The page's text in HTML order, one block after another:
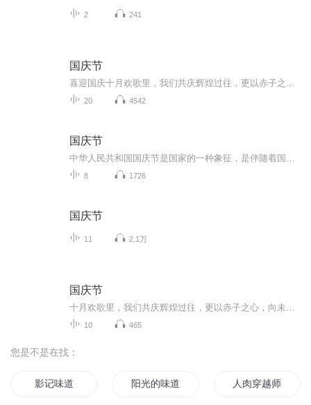
2 241
国庆节
20 4542
国庆节
8 1726
国庆节
11 2.1万
国庆节
10 465
您是不是在找：
影记味道 阳光的味道 人肉穿越师